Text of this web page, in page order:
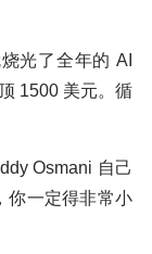
光了全年的 AI
1500 美元。循
Osmani 自己
你一定得非常小